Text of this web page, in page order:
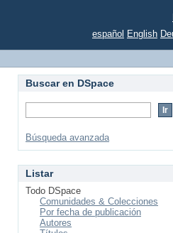
español English
Buscar en DSpace
Búsqueda avanzada
Listar
Todo DSpace
Comunidades & Colecciones
Por fecha de publicación
Autores